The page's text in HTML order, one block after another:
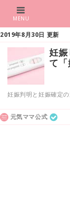
MENU
2019年8月30日 更新
妊
て「
妊娠判明と妊娠確定
元気ママ公式